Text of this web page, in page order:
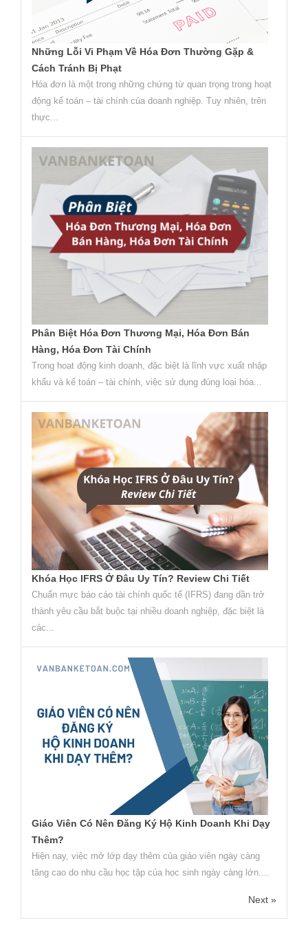
Những Lỗi Vi Phạm Về Hóa Đơn Thường Gặp &
Cách Tránh Bị Phạt
Hóa đơn là một trong những chứng từ quan trọng trong hoạt
động kế toán – tài chính của doanh nghiệp. Tuy nhiên, trên
thực...
Phân Biệt Hóa Đơn Thương Mại, Hóa Đơn Bán
Hàng, Hóa Đơn Tài Chính
Trong hoạt động kinh doanh, đặc biệt là lĩnh vực xuất nhập
khẩu và kế toán – tài chính, việc sử dụng đúng loại hóa...
Khóa Học IFRS Ở Đâu Uy Tín? Review Chi Tiết
Chuẩn mực báo cáo tài chính quốc tế (IFRS) đang dần trở
thành yêu cầu bắt buộc tại nhiều doanh nghiệp, đặc biệt là
các...
Giáo Viên Có Nên Đăng Ký Hộ Kinh Doanh Khi Dạy
Thêm?
Hiện nay, việc mở lớp dạy thêm của giáo viên ngày càng
tăng cao do nhu cầu học tập của học sinh ngày càng lớn....
Next »